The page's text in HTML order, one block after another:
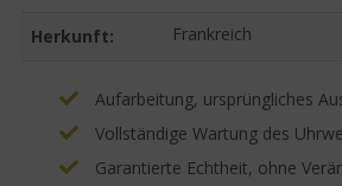
Herkunft: Frankreich
Aufarbeitung, ursprüngliches
Vollständige Wartung des
Garantierte Echtheit, ohne